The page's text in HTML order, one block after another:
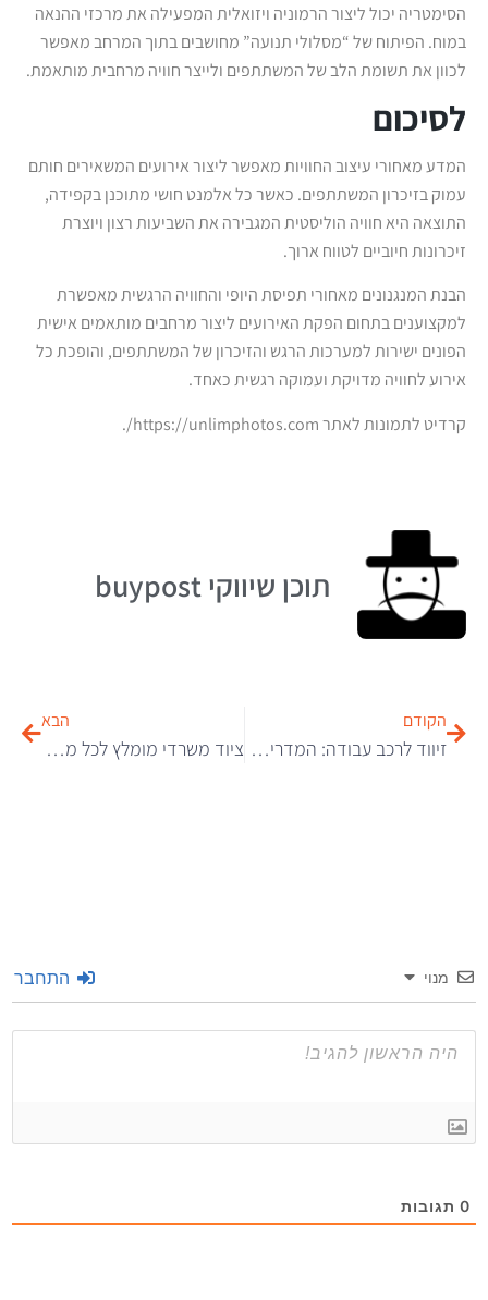
הסימטריה יכול ליצור הרמוניה ויזואלית המפעילה את מרכזי ההנאה
במוח. הפיתוח של “מסלולי תנועה” מחושבים בתוך המרחב מאפשר
לכוון את תשומת הלב של המשתתפים ולייצר חוויה מרחבית מותאמת.
לסיכום
המדע מאחורי עיצוב החוויות מאפשר ליצור אירועים המשאירים חותם
עמוק בזיכרון המשתתפים. כאשר כל אלמנט חושי מתוכנן בקפידה,
התוצאה היא חוויה הוליסטית המגבירה את השביעות רצון ויוצרת
זיכרונות חיוביים לטווח ארוך.
הבנת המנגנונים מאחורי תפיסת היופי והחוויה הרגשית מאפשרת
למקצוענים בתחום הפקת האירועים ליצור מרחבים מותאמים אישית
הפונים ישירות למערכות הרגש והזיכרון של המשתתפים, והופכת כל
אירוע לחוויה מדויקת ועמוקה רגשית כאחד.
קרדיט לתמונות לאתר https://unlimphotos.com/.
תוכן שיווקי buypost
הקודם
זיווד לרכב עבודה: המדריך המלא לשיפור סביבת העבודה הניידת
הבא
ציוד משרדי מומלץ לכל משרד – הבסיס שחייבים להחזיק בו + מחשבון יעיל לחישוב סוג הציוד ולפי כמות עובדים
מנוי התחבר
0תגובות